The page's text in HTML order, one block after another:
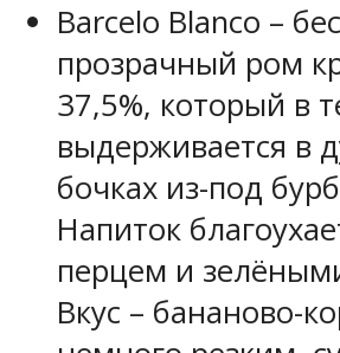
Barcelo Blanco –
прозрачный ром
37,5%, который в
выдерживается в
бочках из-под
Напиток
перцем и
Вкус – бананово-